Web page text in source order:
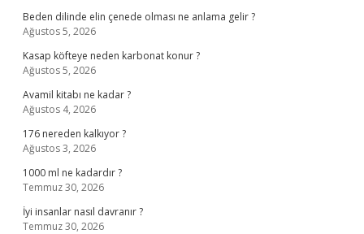
Beden dilinde elin çenede olması ne anlama gelir ?
Ağustos 5, 2026
Kasap köfteye neden karbonat konur ?
Ağustos 5, 2026
Avamil kitabı ne kadar ?
Ağustos 4, 2026
176 nereden kalkıyor ?
Ağustos 3, 2026
1000 ml ne kadardır ?
Temmuz 30, 2026
İyi insanlar nasıl davranır ?
Temmuz 30, 2026